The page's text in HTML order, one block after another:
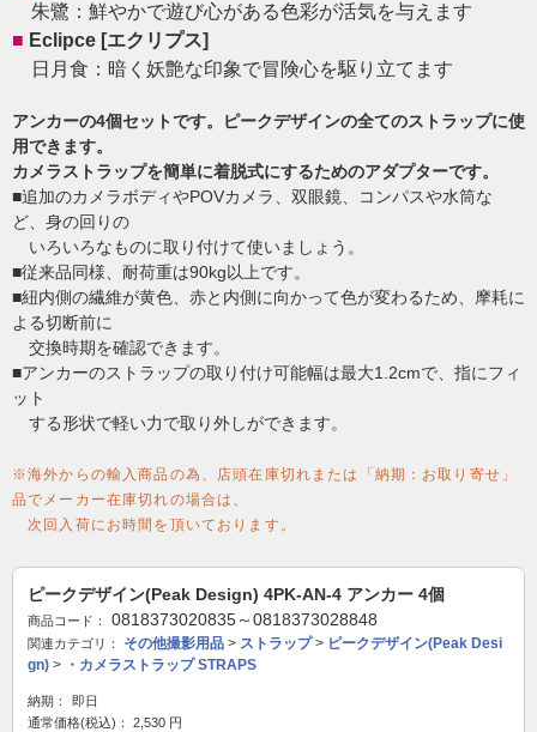
朱鷺：鮮やかで遊び心がある色彩が活気を与えます
■ Eclipce [​エクリプス]
日月食：暗く妖艶な印象で冒険心を駆り立てます
アンカーの4個セットです。ピークデザインの全てのストラップに使
用できます。
カメラストラップを簡単に着脱式にするためのアダプターです。
■追加のカメラボディやPOVカメラ、双眼鏡、コンパスや水筒な
ど、身の回りの
いろいろなものに取り付けて使いましょう。
■従来品同様、耐荷重は90kg以上です。
■紐内側の繊維が黄色、赤と内側に向かって色が変わるため、摩耗に
よる切断前に
交換時期を確認できます。
■アンカーのストラップの取り付け可能幅は最大1.2cmで、指にフィ
ット
する形状で軽い力で取り外しができます。
※海外からの輸入商品の為、店頭在庫切れまたは「納期：お取り寄せ」
品でメーカー在庫切れの場合は、
次回入荷にお時間を頂いております。
ピークデザイン(Peak Design) 4PK-AN-4 アンカー 4個
商品コード： 0818373020835～0818373028848
関連カテゴリ： その他撮影用品 > ストラップ> ピークデザイン(Peak Desi
gn) > ・カメラストラップ STRAPS
納期：
即日
通常価格(税込)：
2,530 円